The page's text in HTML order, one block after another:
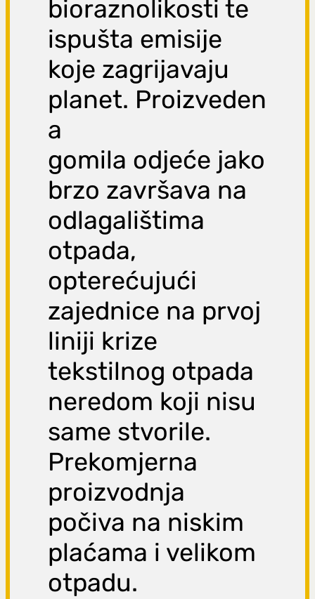
bioraznolikosti te
ispušta emisije
koje zagrijavaju
planet. Proizveden
a
gomila odjeće jako
brzo završava na
odlagalištima
otpada,
opterećujući
zajednice na prvoj
liniji krize
tekstilnog otpada
neredom koji nisu
same stvorile.
Prekomjerna
proizvodnja
počiva na niskim
plaćama i velikom
otpadu.